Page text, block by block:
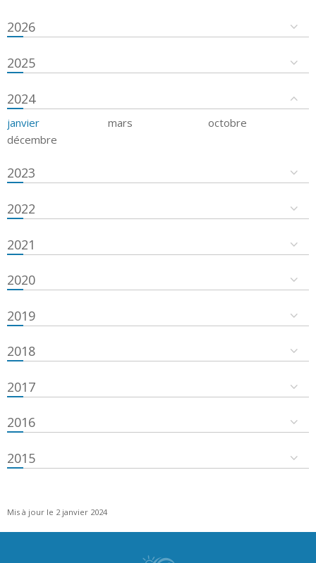
2026
2025
2024
janvier mars
octobre
décembre
2023
2022
2021
2020
2019
2018
2017
2016
2015
Mis à jour le 2 janvier 2024